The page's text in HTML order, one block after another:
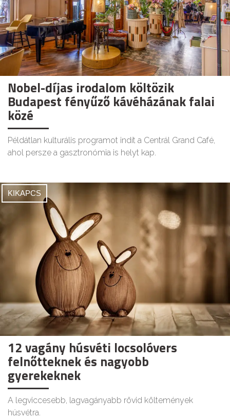
Nobel-díjas irodalom költözik
Budapest fényűző kávéházának falai
közé
Példátlan kulturális programot indít a Centrál Grand Café,
ahol persze a gasztronómia is helyt kap.
KIKAPCS
12 vagány húsvéti locsolóvers
felnőtteknek és nagyobb
gyerekeknek
A legviccesebb, lagvagányabb rövid költemények
húsvétra.